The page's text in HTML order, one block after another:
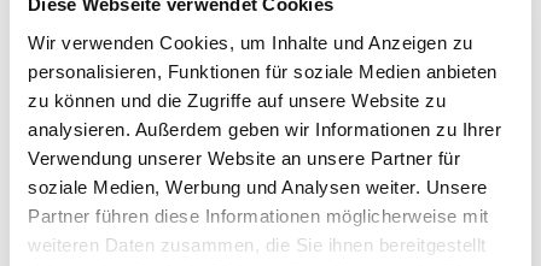
Diese Webseite verwendet Cookies
Wir verwenden Cookies, um Inhalte und Anzeigen zu
personalisieren, Funktionen für soziale Medien anbieten
zu können und die Zugriffe auf unsere Website zu
analysieren. Außerdem geben wir Informationen zu Ihrer
Verwendung unserer Website an unsere Partner für
soziale Medien, Werbung und Analysen weiter. Unsere
Partner führen diese Informationen möglicherweise mit
weiteren Daten zusammen, die Sie ihnen bereitgestellt
Auf den Wunschzettel
* Gilt für Lieferungen innerhalb Deutschlands, Lieferzeiten für andere
Länder entnehmen Sie bitte unserenVersandinformationen .
Technische Details und Hinweise
Hinweis zur Grundierung